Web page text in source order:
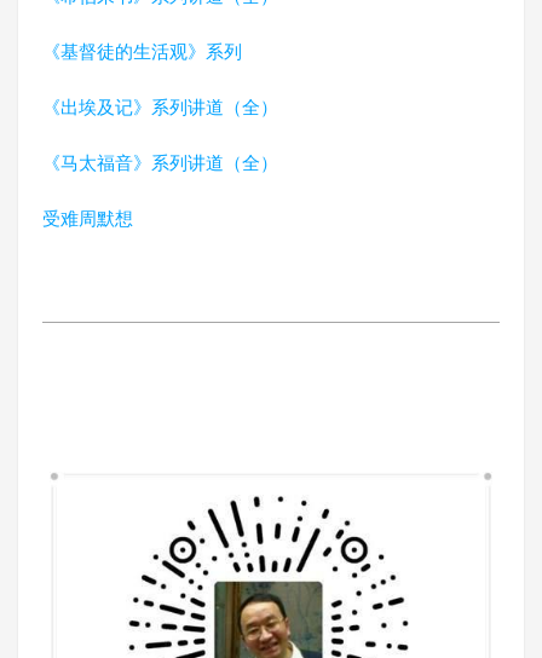
《基督徒的生活观》系列
《出埃及记》系列讲道（全）
《马太福音》系列讲道（全）
受难周默想